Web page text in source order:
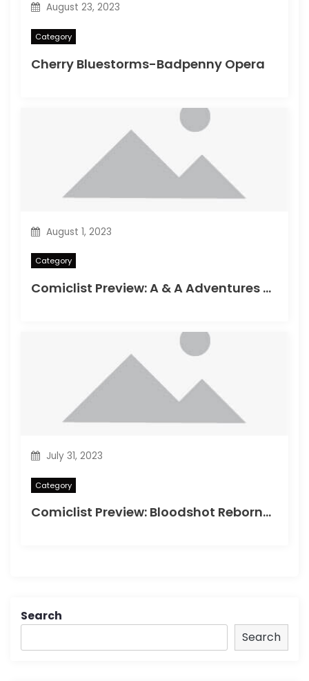
August 23, 2023
Category
Cherry Bluestorms-Badpenny Opera
August 1, 2023
Category
Comiclist Preview: A & A Adventures of Archerin ja Armstrong#11
July 31, 2023
Category
Comiclist Preview: Bloodshot Reborn#2
Search
Search